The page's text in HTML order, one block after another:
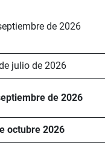
de 2026
julio de 2026
de 2026
octubre 2026